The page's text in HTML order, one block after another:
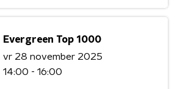
Evergreen Top 1000
vr 28 november 2025
14:00 - 16:00